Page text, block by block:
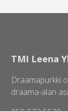
TMI Leena
Draamapurkki
draama-alan